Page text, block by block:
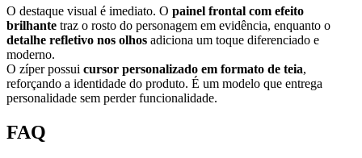
O destaque visual é imediato. O painel frontal com efeito
brilhante traz o rosto do personagem em evidência, enquanto o
detalhe refletivo nos olhos adiciona um toque diferenciado e
moderno.
O zíper possui cursor personalizado em formato de teia,
reforçando a identidade do produto. É um modelo que entrega
personalidade sem perder funcionalidade.
FAQ